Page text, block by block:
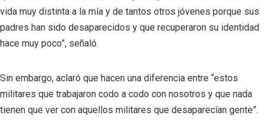
vida muy distinta a la mía y de tantos otros jóvenes porque sus
padres han sido desaparecidos y que recuperaron su identidad
hace muy poco”, señaló.
Sin embargo, aclaró que hacen una diferencia entre “estos
militares que trabajaron codo a codo con nosotros y que nada
tienen que ver con aquellos militares que desaparecían gente”.